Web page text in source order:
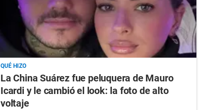
QUÉ HIZO
La China Suárez fue peluquera de Mauro
Icardi y le cambió el look: la foto de alto
voltaje